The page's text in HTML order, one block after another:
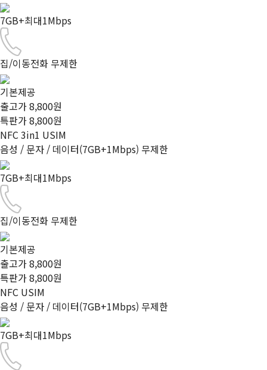
7GB+최대1Mbps
집/이동전화 무제한
기본제공
출고가 8,800원
특판가8,800원
NFC 3in1 USIM
음성 / 문자 / 데이터(7GB+1Mbps) 무제한
7GB+최대1Mbps
집/이동전화 무제한
기본제공
출고가 8,800원
특판가8,800원
NFC USIM
음성 / 문자 / 데이터(7GB+1Mbps) 무제한
7GB+최대1Mbps